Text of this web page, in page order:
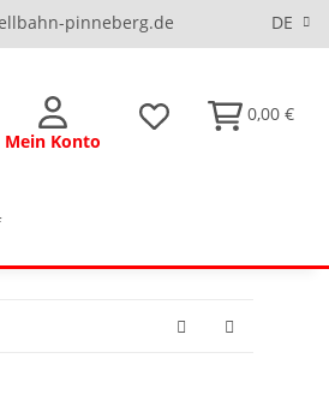
DE
pinneberg.de
Mein Konto
0,00 €